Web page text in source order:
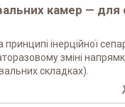
камер — для
інерційної
зміні
складках).